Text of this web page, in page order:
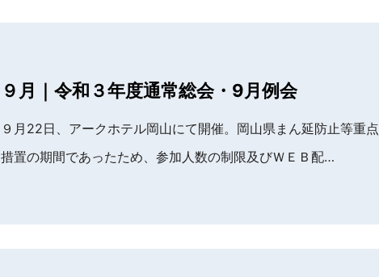
９月｜令和３年度通常総会・9月例会
９月22日、アークホテル岡山にて開催。岡山県まん延防止等重点
措置の期間であったため、参加人数の制限及びＷＥＢ配…